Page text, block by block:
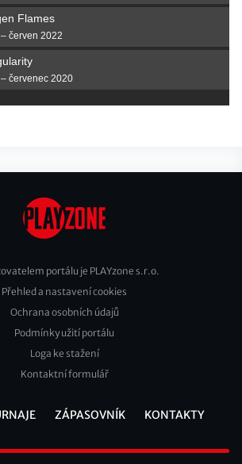
Flames
červen 2022
červenec 2020
portálu je PLAYzone s.r.o.
Přehled a nastavení cookies
Ochrana osobních údajů
Podmínky užití portálu
Loga ke stažení
Kontaktní formulář
ZÁPASOVNÍK KONTAKTY